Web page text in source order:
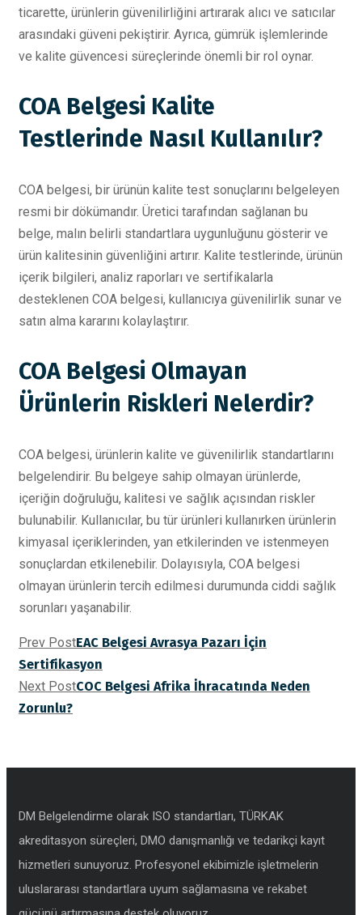
ticarette, ürünlerin güvenilirliğini artırarak alıcı ve satıcılar
arasındaki güveni pekiştirir. Ayrıca, gümrük işlemlerinde
ve kalite güvencesi süreçlerinde önemli bir rol oynar.
COA Belgesi Kalite
Testlerinde Nasıl Kullanılır?
COA belgesi, bir ürünün kalite test sonuçlarını belgeleyen
resmi bir dökümandır. Üretici tarafından sağlanan bu
belge, malın belirli standartlara uygunluğunu gösterir ve
ürün kalitesinin güvenliğini artırır. Kalite testlerinde, ürünün
içerik bilgileri, analiz raporları ve sertifikalarla
desteklenen COA belgesi, kullanıcıya güvenilirlik sunar ve
satın alma kararını kolaylaştırır.
COA Belgesi Olmayan
Ürünlerin Riskleri Nelerdir?
COA belgesi, ürünlerin kalite ve güvenilirlik standartlarını
belgelendirir. Bu belgeye sahip olmayan ürünlerde,
içeriğin doğruluğu, kalitesi ve sağlık açısından riskler
bulunabilir. Kullanıcılar, bu tür ürünleri kullanırken ürünlerin
kimyasal içeriklerinden, yan etkilerinden ve istenmeyen
sonuçlardan etkilenebilir. Dolayısıyla, COA belgesi
olmayan ürünlerin tercih edilmesi durumunda ciddi sağlık
sorunları yaşanabilir.
Prev PostEAC Belgesi Avrasya Pazarı İçin
Sertifikasyon
Next PostCOC Belgesi Afrika İhracatında Neden
Zorunlu?
DM Belgelendirme olarak ISO standartları, TÜRKAK
akreditasyon süreçleri, DMO danışmanlığı ve tedarikçi kayıt
hizmetleri sunuyoruz. Profesyonel ekibimizle işletmelerin
uluslararası standartlara uyum sağlamasına ve rekabet